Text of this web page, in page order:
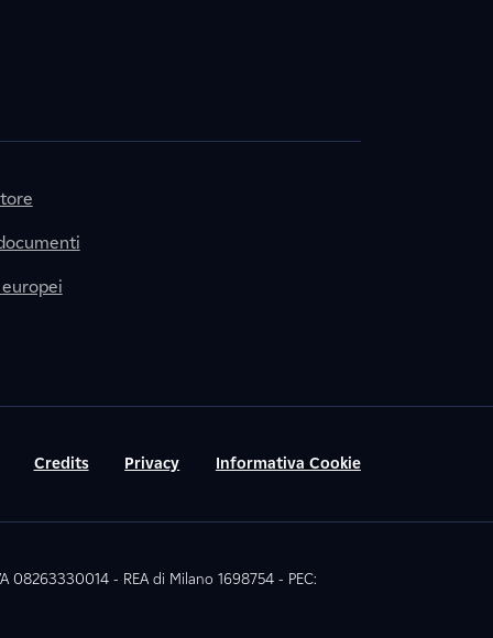
Credits Privacy Informativa Cookie
08263330014 - REA di Milano 1698754 - PEC: